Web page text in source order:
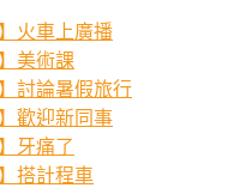
火車上廣播
美術課
討論暑假旅行
歡迎新同事
牙痛了
搭計程車